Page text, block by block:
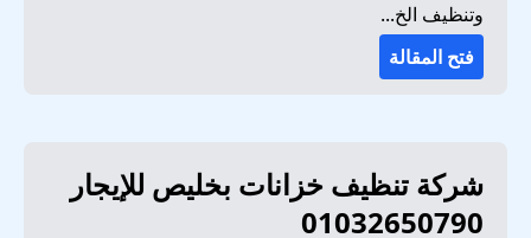
وتنظيف الخ...
فتح المقالة
شركة تنظيف خزانات بخليص للإيجار
01032650790